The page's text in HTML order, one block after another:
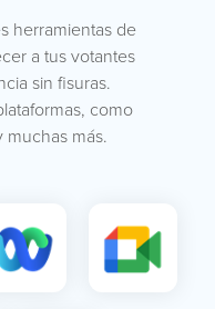
herramientas de
a tus votantes
sin fisuras.
como
muchas más.